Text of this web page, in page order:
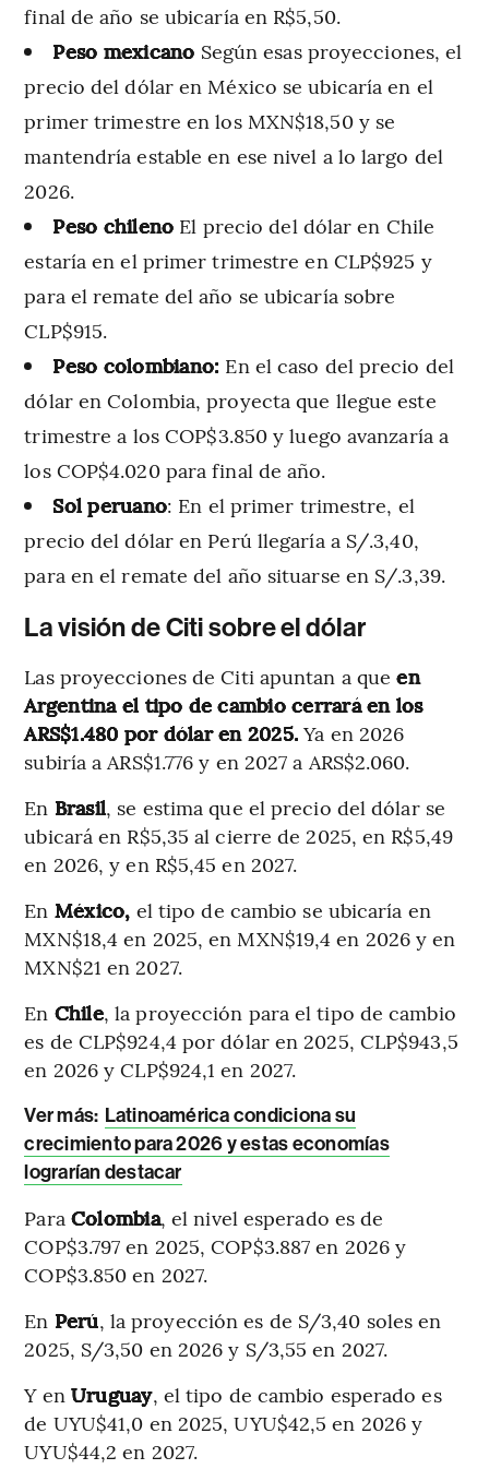
final de año se ubicaría en R$5,50.
Peso mexicano Según esas proyecciones, el
precio del dólar en México se ubicaría en el
primer trimestre en los MXN$18,50 y se
mantendría estable en ese nivel a lo largo del
2026.
Peso chileno El precio del dólar en Chile
estaría en el primer trimestre en CLP$925 y
para el remate del año se ubicaría sobre
CLP$915.
Peso colombiano: En el caso del precio del
dólar en Colombia, proyecta que llegue este
trimestre a los COP$3.850 y luego avanzaría a
los COP$4.020 para final de año.
Sol peruano: En el primer trimestre, el
precio del dólar en Perú llegaría a S/.3,40,
para en el remate del año situarse en S/.3,39.
La visión de Citi sobre el dólar
Las proyecciones de Citi apuntan a queen
Argentina el tipo de cambio cerrará en los
ARS$1.480 por dólar en 2025.Ya en 2026
subiría a ARS$1.776 y en 2027 a ARS$2.060.
En Brasil, se estima que el precio del dólar se
ubicará en R$5,35 al cierre de 2025, en R$5,49
en 2026, y en R$5,45 en 2027.
En México, el tipo de cambio se ubicaría en
MXN$18,4 en 2025, en MXN$19,4 en 2026 y en
MXN$21 en 2027.
En Chile, la proyección para el tipo de cambio
es de CLP$924,4 por dólar en 2025, CLP$943,5
en 2026 y CLP$924,1 en 2027.
Ver más: Latinoamérica condiciona su
crecimiento para 2026 y estas economías
lograrían destacar
Para Colombia, el nivel esperado es de
COP$3.797 en 2025, COP$3.887 en 2026 y
COP$3.850 en 2027.
En Perú, la proyección es de S/3,40 soles en
2025, S/3,50 en 2026 y S/3,55 en 2027.
Y en Uruguay, el tipo de cambio esperado es
de UYU$41,0 en 2025, UYU$42,5 en 2026 y
UYU$44,2 en 2027.